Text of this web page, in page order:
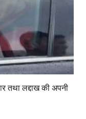
तथा लद्दाख की अपनी